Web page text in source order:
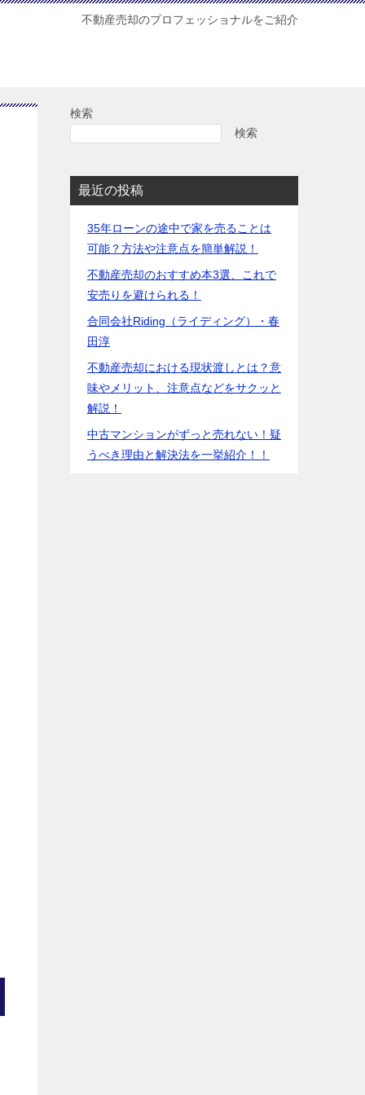
不動産売却のプロフェッショナルをご紹介
検索
検索
最近の投稿
35年ローンの途中で家を売ることは
可能？方法や注意点を簡単解説！
不動産売却のおすすめ本3選、これで
安売りを避けられる！
合同会社Riding（ライディング）・春
田淳
不動産売却における現状渡しとは？意
味やメリット、注意点などをサクッと
解説！
中古マンションがずっと売れない！疑
うべき理由と解決法を一挙紹介！！